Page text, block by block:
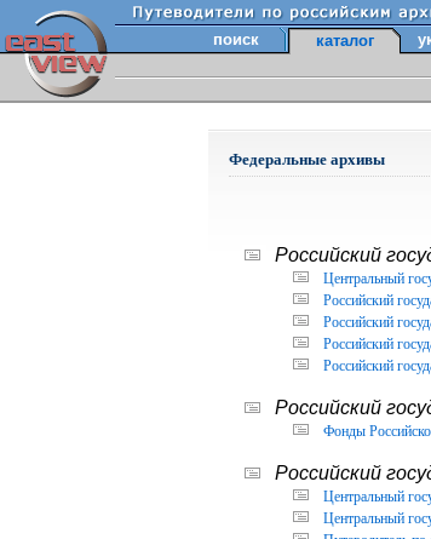
поиск каталог
Федеральные архивы
Российский
Центральный
Российский
Российский
Российский
Российский
Российский
Фонды
Российский
Центральный
Центральный